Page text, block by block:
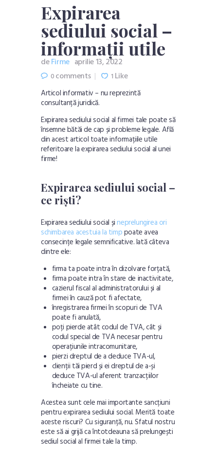
Expirarea
sediului social –
informații utile
deFirme aprilie 13, 2022
0comments 1 Like
Articol informativ – nu reprezintă
consultanță juridică.
Expirarea sediului social al firmei tale poate să
însemne bătăi de cap și probleme legale. Află
din acest articol toate informațiile utile
referitoare la expirarea sediului social al unei
firme!
Expirarea sediului social –
ce riști?
Expirarea sediului social șineprelungirea ori
schimbarea acestuia la timppoate avea
consecințe legale semnificative. Iată câteva
dintre ele:
firma ta poate intra în dizolvare forțată,
firma poate intra în stare de inactivitate,
cazierul fiscal al administratorului și al
firmeiîn cauză pot fi afectate,
înregistrarea firmei în scopuri de TVA
poate fi anulată,
poți pierde atât codul de TVA, cât și
codul special de TVA necesar pentru
operațiunile intracomunitare,
pierzi dreptul de a deduce TVA-ul,
clienții tăi pierd și ei dreptul de a-și
deduce TVA-ul aferent tranzacțiilor
încheiate cu tine.
Acestea sunt cele mai importante sancțiuni
pentru expirarea sediului social. Merită toate
aceste riscuri? Cu siguranță, nu. Sfatul nostru
este să ai grijă ca întotdeauna să prelungești
sediul social al firmei tale la timp.